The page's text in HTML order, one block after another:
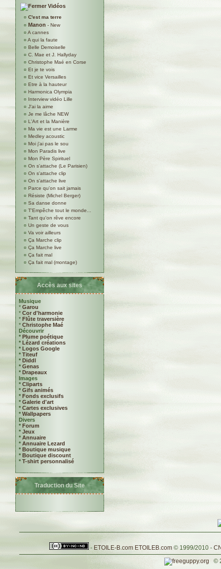
Vidéos
¤ C'est ma terre
¤ Manon - New
¤ A cannes
¤ A qui la faute
¤ Belle Demoiselle
¤ C. Mae et J. Hallyday
¤ Christophe Maé en Corse
¤ Et je te vois
¤ Et vice Versailles
¤ Etre à la hauteur
¤ Harmonica Olympia
¤ Interview vidéo Lille
¤ J'ai la aime
¤ Je me lâche NEW
¤ L'Art et la Manière
¤ Ma vie est une Larme
¤ Medley acoustic
¤ Moi j'ai pas le sou
¤ Mon Paradis live
¤ Mon Père Spirituel
¤ On s'attache (Le Parisien)
¤ On s'attache clip
¤ On s'attache live
¤ Parce qu'on sait jamais
¤ Résiste (Michel Berger)
¤ Sa danse donne
¤ T'Empêche tout le monde...
¤ Tant qu'on rêve encore
¤ Un geste de vous
¤ Va voir ailleurs
¤ Ça Marche clip
¤ Ça Marche live
¤ Ça fait mal
¤ Ça fait mal (montage)
Accès aux sites
Musique
* Garou
* Cor d'harmonie
* Flûte traversière
* Christophe Maé
Découvrir
* Plume poétique
* Lézard créations
* Logos Google
* Titeuf
* Diddl
* Genas
* Drapeaux
Images
* Cliparts
* Gifs animés
* Fonds exclusifs
* Galerie d'art
* Cartes exclusives
* Wallpapers
Divers
* Forum
* Jeux
* Annuaire
* Annuaire Lezard
* Boutique musique
* Boutique discount
* T-shirt personnalisé
Traduction du Site
- ETOILE-B.com ETOILEB.com© 1999/2010 -
©